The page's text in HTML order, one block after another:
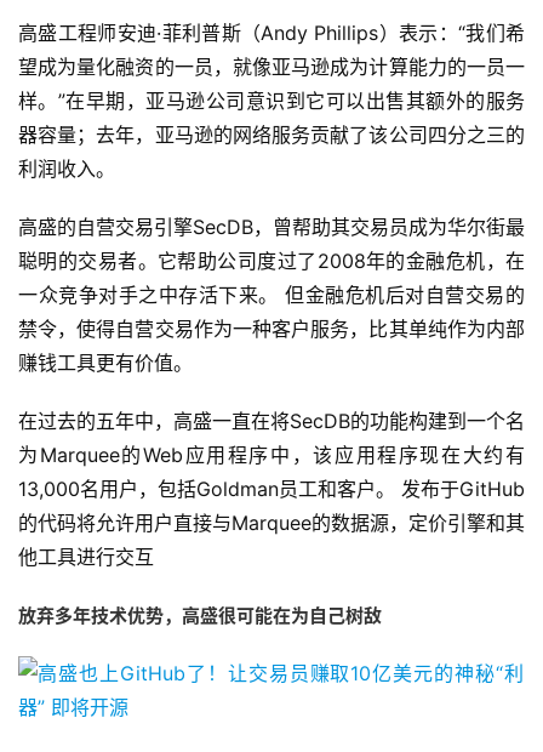
高盛工程师安迪·菲利普斯（Andy Phillips）表示：“我们希
望成为量化融资的一员，就像亚马逊成为计算能力的一员一
样。”在早期，亚马逊公司意识到它可以出售其额外的服务
器容量；去年，亚马逊的网络服务贡献了该公司四分之三的
利润收入。
高盛的自营交易引擎SecDB，曾帮助其交易员成为华尔街最
聪明的交易者。它帮助公司度过了2008年的金融危机，在
一众竞争对手之中存活下来。 但金融危机后对自营交易的
禁令，使得自营交易作为一种客户服务，比其单纯作为内部
赚钱工具更有价值。
在过去的五年中，高盛一直在将SecDB的功能构建到一个名
为Marquee的Web应用程序中，该应用程序现在大约有
13,000名用户，包括Goldman员工和客户。 发布于GitHub
的代码将允许用户直接与Marquee的数据源，定价引擎和其
他工具进行交互
放弃多年技术优势，高盛很可能在为自己树敌